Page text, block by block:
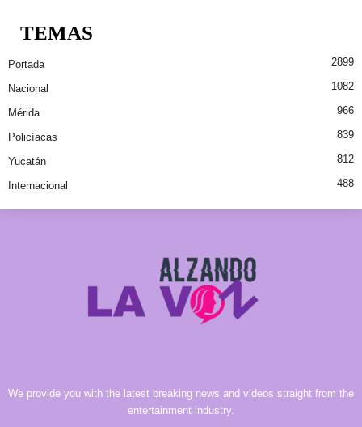
TEMAS
Portada 2899
Nacional 1082
Mérida 966
Policíacas 839
Yucatán 812
Internacional 488
We provide you with the latest breaking news and videos straight from the
entertainment industry.